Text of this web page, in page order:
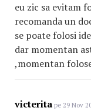
eu zic sa evitam
recomanda un
se poate folosi
dar momentan
,momentan
victerita pe 29 Nov